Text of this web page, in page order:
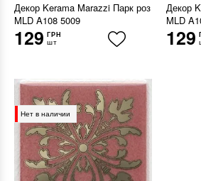
Декор Kerama Marazzi Парк роз
MLD A108 5009
129 ГРН
шт
Декор
MLD
129
Нет в наличии